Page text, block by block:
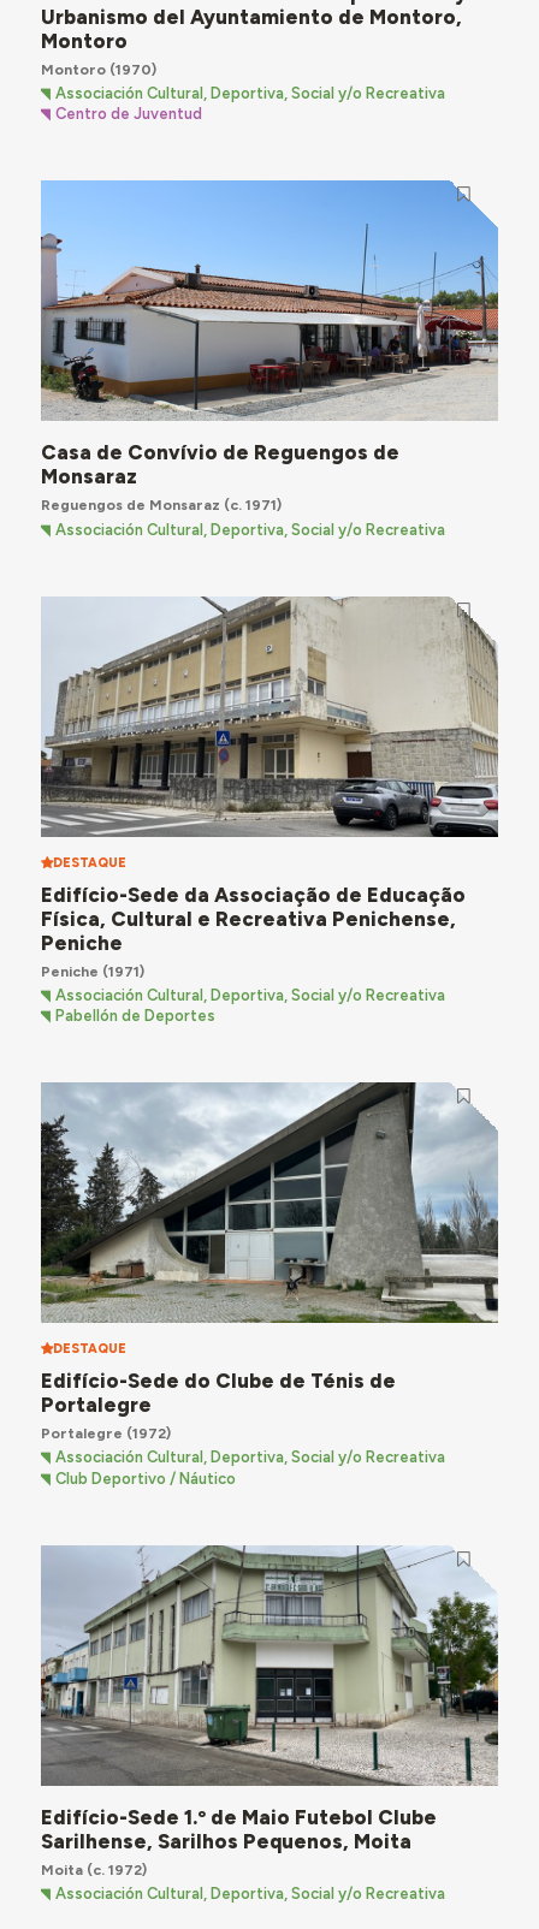
Urbanismo del Ayuntamiento de Montoro,
Montoro
Montoro(1970)
Associación Cultural, Deportiva, Social y/o Recreativa
Centro de Juventud
Casa de Convívio de Reguengos de
Monsaraz
Reguengos de Monsaraz (c. 1971)
Associación Cultural, Deportiva, Social y/o Recreativa
DESTAQUE
Edifício-Sede da Associação de Educação
Física, Cultural e Recreativa Penichense,
Peniche
Peniche (1971)
Associación Cultural, Deportiva, Social y/o Recreativa
Pabellón de Deportes
DESTAQUE
Edifício-Sede do Clube de Ténis de
Portalegre
Portalegre (1972)
Associación Cultural, Deportiva, Social y/o Recreativa
Club Deportivo / Náutico
Edifício-Sede 1.º de Maio Futebol Clube
Sarilhense, Sarilhos Pequenos, Moita
Moita(c. 1972)
Associación Cultural, Deportiva, Social y/o Recreativa